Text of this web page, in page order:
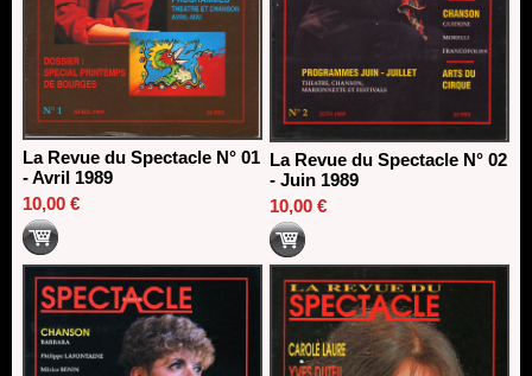
La Revue du Spectacle N° 01
- Avril 1989
10,00 €
La Revue du Spectacle N° 02
- Juin 1989
10,00 €